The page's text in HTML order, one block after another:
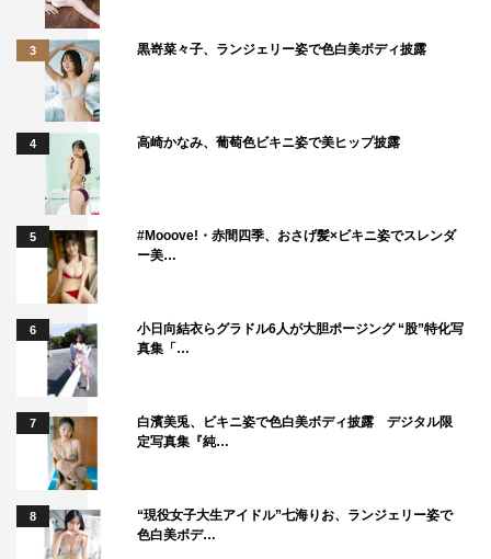
3 黒嵜菜々子、ランジェリー姿で色白美ボディ披露
4 高崎かなみ、葡萄色ビキニ姿で美ヒップ披露
5
#Mooove!・赤間四季、おさげ髪×ビキニ姿でスレンダ
ー美…
6
小日向結衣らグラドル6人が大胆ポージング “股”特化写
真集「…
7
白濱美兎、ビキニ姿で色白美ボディ披露 デジタル限
定写真集『純…
8
“現役女子大生アイドル”七海りお、ランジェリー姿で
色白美ボデ…